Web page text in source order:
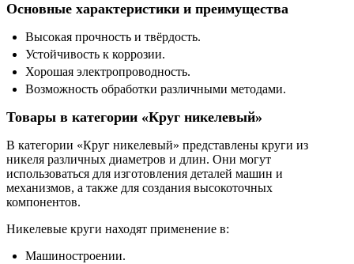
Основные характеристики и преимущества
Высокая прочность и твёрдость.
Устойчивость к коррозии.
Хорошая электропроводность.
Возможность обработки различными методами.
Товары в категории «Круг никелевый»
В категории «Круг никелевый» представлены круги из
никеля различных диаметров и длин. Они могут
использоваться для изготовления деталей машин и
механизмов, а также для создания высокоточных
компонентов.
Никелевые круги находят применение в:
Машиностроении.